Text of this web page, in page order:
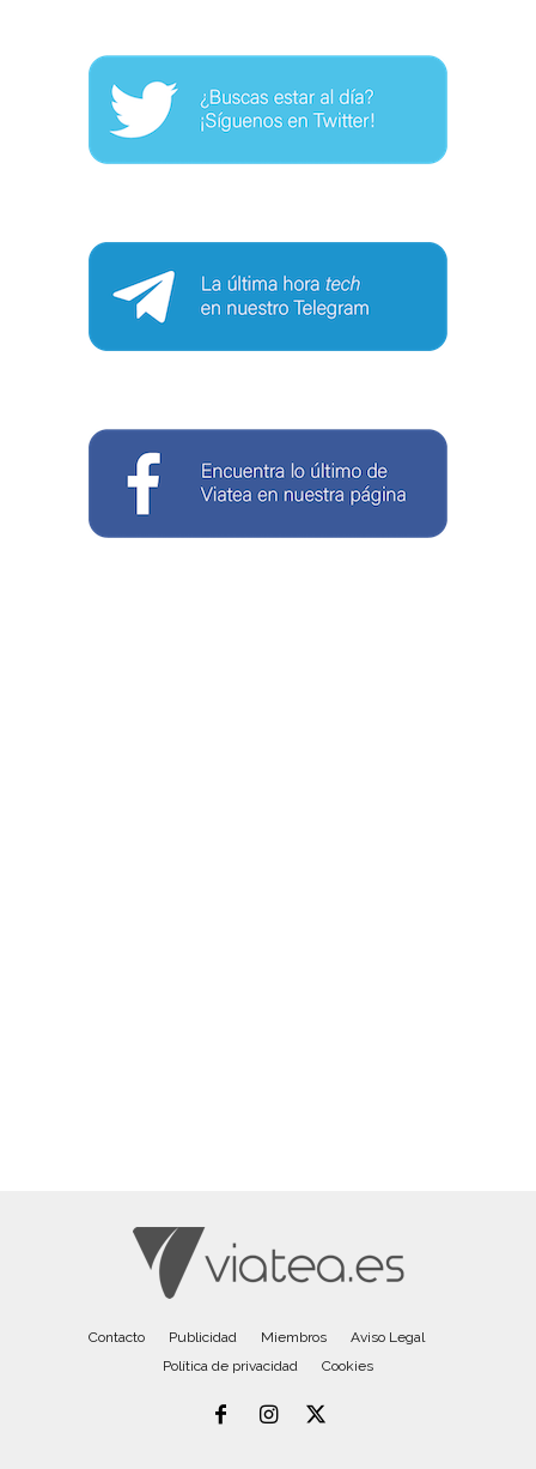
Contacto Publicidad Miembros
Aviso Legal
Política de privacidad
Cookies